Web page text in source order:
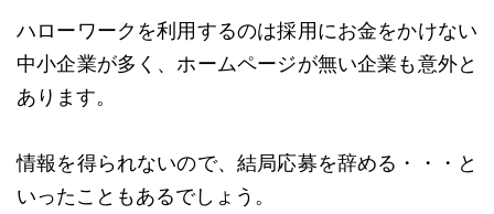
ハローワークを利用するのは採用にお金をかけない
中小企業が多く、ホームページが無い企業も意外と
あります。
情報を得られないので、結局応募を辞める・・・と
いったこともあるでしょう。